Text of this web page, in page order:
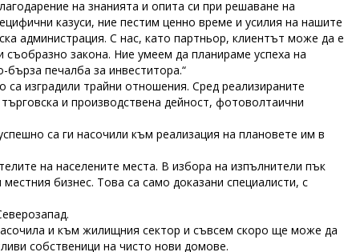
на знанията и опита си при решаване на
казуси, ние пестим ценно време и усилия на нашите
администрация. С нас, като партньор, клиентът може да е
закона. Ние умеем да планираме успеха на
печалба за инвеститора.“
изградили трайни отношения. Сред реализираните
и производствена дейност, фотоволтаични
са ги насочили към реализация на плановете им в
на населените места. В избора на изпълнители пък
бизнес. Това са само доказани специалисти, с
и към жилищния сектор и съвсем скоро ще може да
собственици на чисто нови домове.